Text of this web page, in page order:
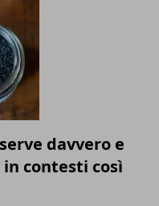
davvero e
contesti così